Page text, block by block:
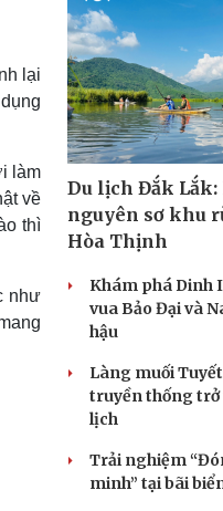
lại
làm
về
thì
như
Du lịch Đắk Lắk:
nguyên sơ khu
Hòa Thịnh
Khám phá Dinh
vua Bảo Đại và
hậu
Làng muối
truyền thống trở
lịch
Trải nghiệm
minh” tại bãi